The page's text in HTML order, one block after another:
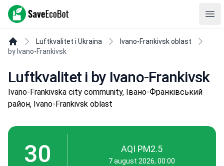
SaveEcoBot
Luftkvalitet i Ukraina
Ivano-Frankivsk oblast
by Ivano-Frankivsk
Luftkvalitet i by Ivano-Frankivsk
Ivano-Frankivska city community, Івано-Франківський
район, Ivano-Frankivsk oblast
30 AQI PM2.5
7 august 2026, 00:00